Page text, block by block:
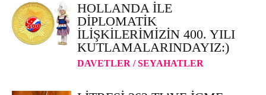
HOLLANDA ILE
DIPLOMATIK
ILIŞKILERIMIZIN 400. YILI
KUTLAMALARINDAYIZ:)
DAVETLER / SEYAHATLER